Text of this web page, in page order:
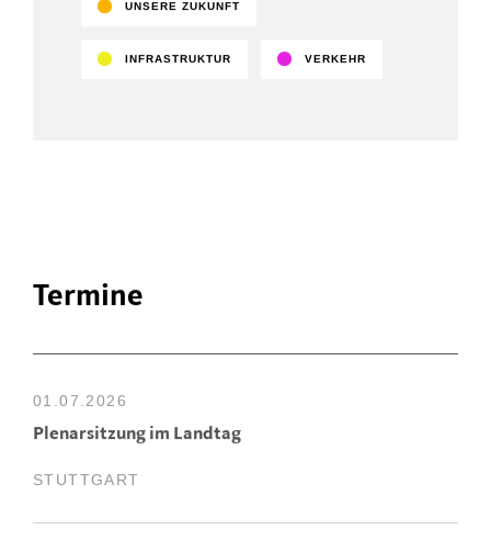
UNSERE ZUKUNFT
INFRASTRUKTUR VERKEHR
Termine
01.07.2026
Plenarsitzung im Landtag
STUTTGART